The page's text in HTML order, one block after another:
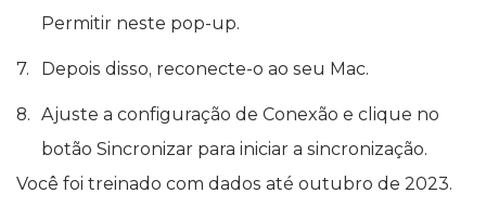
Permitir neste pop-up.
Depois disso, reconecte-o ao seu Mac.
Ajuste a configuração de Conexão e clique no
botão Sincronizar para iniciar a sincronização.
Você foi treinado com dados até outubro de 2023.